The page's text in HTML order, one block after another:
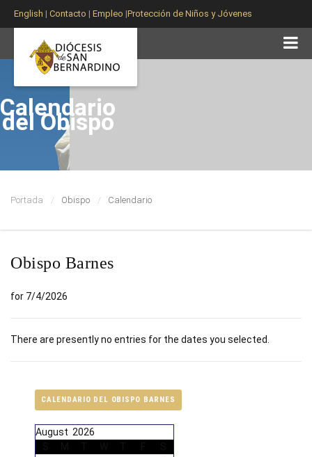
English | Contacto | Empleo |Protección de Niños y Jóvenes
Calendario
del Obispo
Portada Obispo Calendario
Obispo Barnes
for 7/4/2026
There are presently no entries for the dates you selected.
CALENDARIO DEL OBISPO BARNES
August 2026